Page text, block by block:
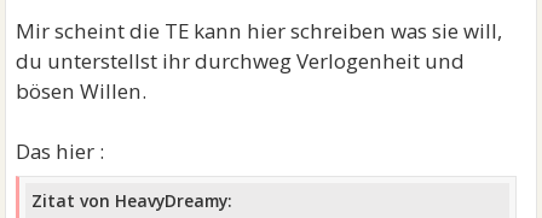
Mir scheint die TE kann hier schreiben was sie will,
du unterstellst ihr durchweg Verlogenheit und
bösen Willen.
Das hier :
Zitat von HeavyDreamy: